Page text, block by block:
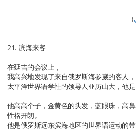
)
21. 滨海来客
在延吉的会议上，
我高兴地发现了来自俄罗斯海参崴的客人，
太平洋世界语学社的领导人亚历山大，他是
他高高个子，金黄色的头发，蓝眼珠，高鼻
性格开朗。
他是俄罗斯远东滨海地区的世界语运动的带